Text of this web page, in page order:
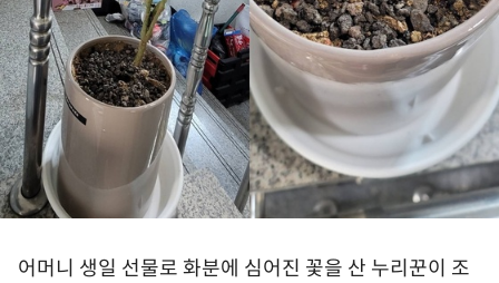
어머니 생일 선물로 화분에 심어진 꽃을 산 누리꾼이 조